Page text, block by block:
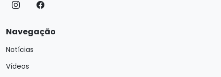
Navegação
Notícias
Vídeos